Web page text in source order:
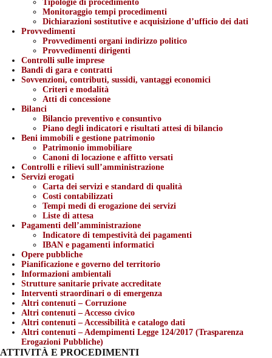
Tipologie di procedimento
Monitoraggio tempi procedimenti
Dichiarazioni sostitutive e acquisizione d’ufficio dei dati
Provvedimenti
Provvedimenti organi indirizzo politico
Provvedimenti dirigenti
Controlli sulle imprese
Bandi di gara e contratti
Sovvenzioni, contributi, sussidi, vantaggi economici
Criteri e modalità
Atti di concessione
Bilanci
Bilancio preventivo e consuntivo
Piano degli indicatori e risultati attesi di bilancio
Beni immobili e gestione patrimonio
Patrimonio immobiliare
Canoni di locazione e affitto versati
Controlli e rilievi sull’amministrazione
Servizi erogati
Carta dei servizi e standard di qualità
Costi contabilizzati
Tempi medi di erogazione dei servizi
Liste di attesa
Pagamenti dell’amministrazione
Indicatore di tempestività dei pagamenti
IBAN e pagamenti informatici
Opere pubbliche
Pianificazione e governo del territorio
Informazioni ambientali
Strutture sanitarie private accreditate
Interventi straordinari o di emergenza
Altri contenuti – Corruzione
Altri contenuti – Accesso civico
Altri contenuti – Accessibilità e catalogo dati
Altri contenuti – Adempimenti Legge 124/2017 (Trasparenza
Erogazioni Pubbliche)
ATTIVITÀ E PROCEDIMENTI